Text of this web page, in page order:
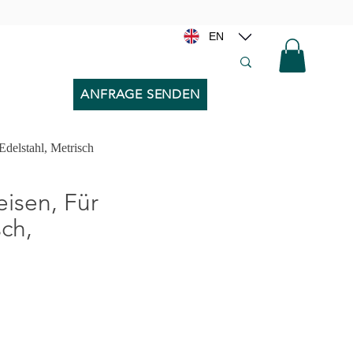
EN
ANFRAGE SENDEN
Metrisch
Für